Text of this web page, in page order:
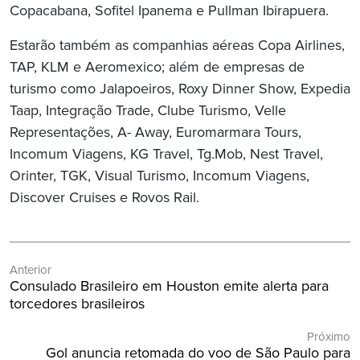
Copacabana, Sofitel Ipanema e Pullman Ibirapuera.
Estarão também as companhias aéreas Copa Airlines,
TAP, KLM e Aeromexico; além de empresas de
turismo como Jalapoeiros, Roxy Dinner Show, Expedia
Taap, Integração Trade, Clube Turismo, Velle
Representações, A- Away, Euromarmara Tours,
Incomum Viagens, KG Travel, Tg.Mob, Nest Travel,
Orinter, TGK, Visual Turismo, Incomum Viagens,
Discover Cruises e Rovos Rail.
de
Post
Anterior
Post
Anterior:
Consulado Brasileiro em Houston emite alerta para
torcedores brasileiros
Próximo
Próximo
Gol anuncia retomada do voo de São Paulo para